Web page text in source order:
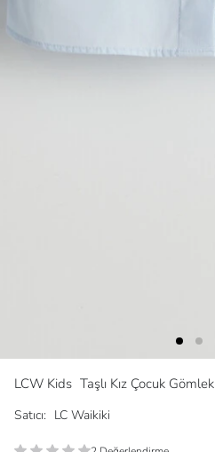
LCW Kids Taşlı Kız Çocuk Gömlek
Satıcı: LC Waikiki